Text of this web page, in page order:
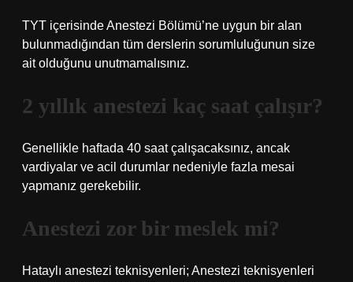
TYT içerisinde Anestezi Bölümü’ne uygun bir alan
bulunmadığından tüm derslerin sorumluluğunun size
ait olduğunu unutmamalısınız.
2 yıllık anestezi kaç saat çalışır?
Genellikle haftada 40 saat çalışacaksınız, ancak
vardiyalar ve acil durumlar nedeniyle fazla mesai
yapmanız gerekebilir.
Anestezi zor bir meslek mi?
Hataylı anestezi teknisyenleri; Anestezi teknisyenleri